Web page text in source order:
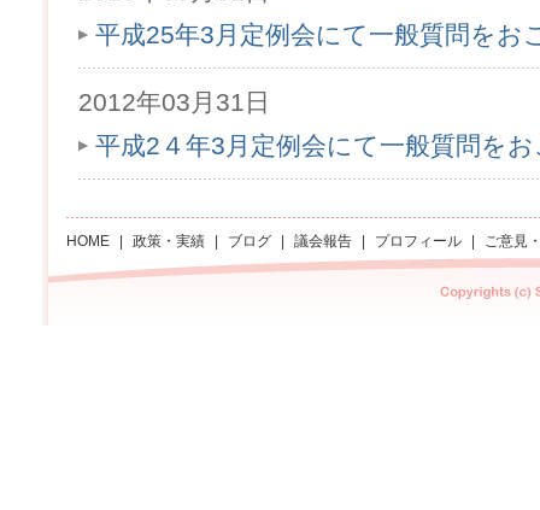
平成25年3月定例会にて一般質問をお
2012年03月31日
平成2４年3月定例会にて一般質問を
HOME 政策・実績 ブログ 議会報告 プロフィール ご意見